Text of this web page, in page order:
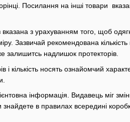
Посилання на інші товари
вказана з урахуванням того, щоб
Зазвичай рекомендована кількість
залишитсь надлишок протекторів.
і кількість носять ознайомчий
інформація. Видавець міг
в правилах всередині